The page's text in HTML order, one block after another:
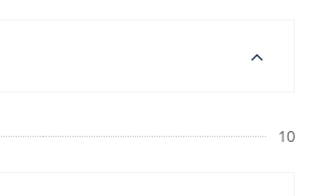
10